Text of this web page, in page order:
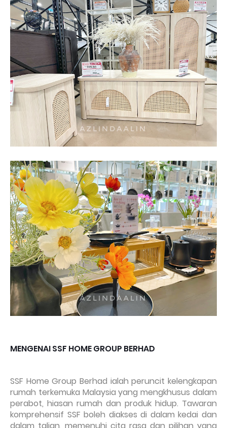
MENGENAI SSF HOME GROUP BERHAD
SSF Home Group Berhad ialah peruncit kelengkapan
rumah terkemuka Malaysia yang mengkhusus dalam
perabot, hiasan rumah dan produk hidup. Tawaran
komprehensif SSF boleh diakses di dalam kedai dan